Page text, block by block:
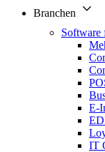
Branchen
Software
E-
IT